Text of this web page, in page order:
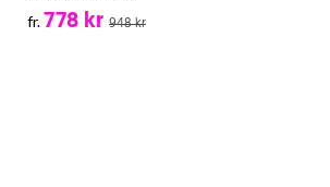
fr.778 kr 948 kr